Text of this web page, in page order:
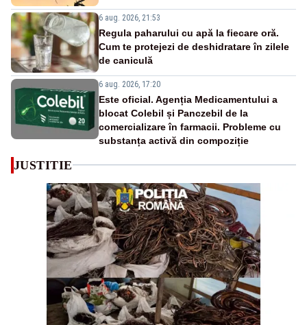
6 aug. 2026, 21:53
Regula paharului cu apă la fiecare oră.
Cum te protejezi de deshidratare în zilele
de caniculă
6 aug. 2026, 17:20
Este oficial. Agenția Medicamentului a
blocat Colebil și Panczebil de la
comercializare în farmacii. Probleme cu
substanța activă din compoziție
JUSTITIE